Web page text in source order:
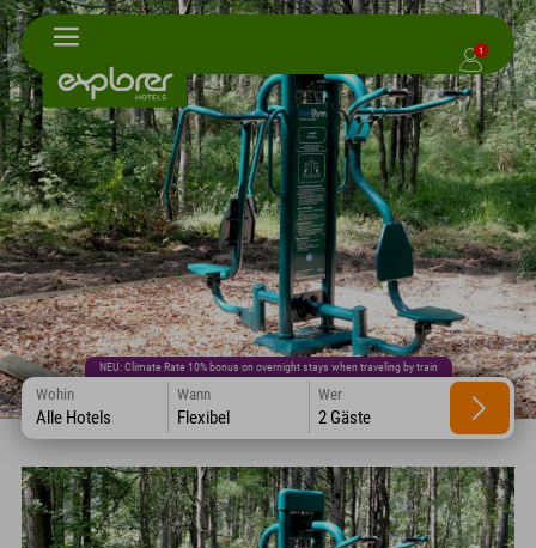
1
NEU: Climate Rate 10% bonus on overnight stays when traveling by train
Wohin
Alle Hotels
Wann
Flexibel
Wer
2 Gäste